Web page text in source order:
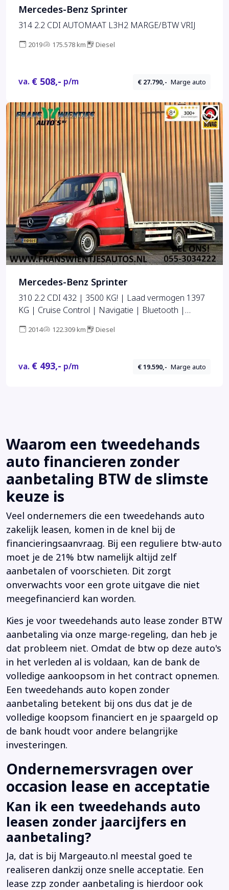
Mercedes-Benz Sprinter
314 2.2 CDI AUTOMAAT L3H2 MARGE/BTW VRIJ
2019 175.578 km Diesel
va. € 508,- p/m € 27.790,- Marge auto
Mercedes-Benz Sprinter
310 2.2 CDI 432 | 3500 KG! | Laad vermogen 1397
KG | Cruise Control | Navigatie | Bluetooth |
2014 122.309 km Diesel
va. € 493,- p/m € 19.590,- Marge auto
Waarom een tweedehands
auto financieren zonder
aanbetaling BTW de slimste
keuze is
Veel ondernemers die een tweedehands auto
zakelijk leasen, komen in de knel bij de
financieringsaanvraag. Bij een reguliere btw-auto
moet je de 21% btw namelijk altijd zelf
aanbetalen of voorschieten. Dit zorgt
onverwachts voor een grote uitgave die niet
meegefinancierd kan worden.
Kies je voor tweedehands auto lease zonder BTW
aanbetaling via onze marge-regeling, dan heb je
dat probleem niet. Omdat de btw op deze auto's
in het verleden al is voldaan, kan de bank de
volledige aankoopsom in het contract opnemen.
Een tweedehands auto kopen zonder
aanbetaling betekent bij ons dus dat je de
volledige koopsom financiert en je spaargeld op
de bank houdt voor andere belangrijke
investeringen.
Ondernemersvragen over
occasion lease en acceptatie
Kan ik een tweedehands auto
leasen zonder jaarcijfers en
aanbetaling?
Ja, dat is bij Margeauto.nl meestal goed te
realiseren dankzij onze snelle acceptatie. Een
lease zzp zonder aanbetaling is hierdoor ook